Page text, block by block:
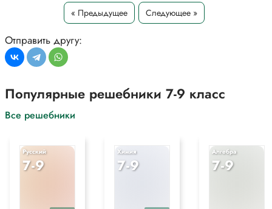
Докажите, что если в параллелограмм можно вписать окружность и
можно описать около него окружность, то этот параллелограмм —
*Текст задания приводится исключительно в образовательных целях
для более полного понимания решения.
« Предыдущее Следующее »
Отправить другу:
Популярные решебники 7-9 класс
Все решебники
Русский
7-9
Химия
7-9
Алгебра
7-9